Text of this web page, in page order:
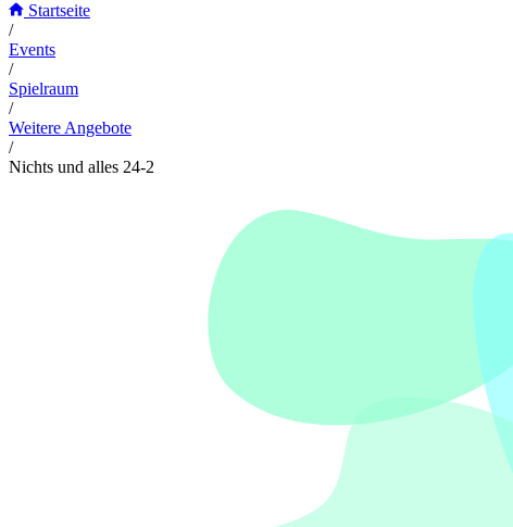
Startseite
/
Events
/
Spielraum
/
Weitere Angebote
/
Nichts und alles 24-2